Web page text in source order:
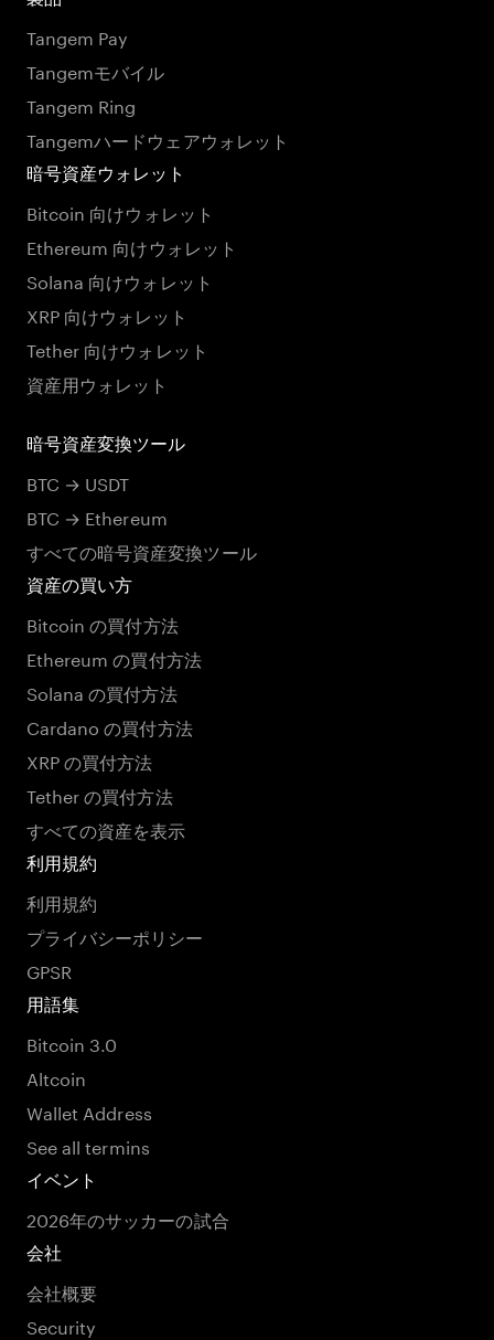
Tangem Pay
Tangemモバイル
Tangem Ring
Tangemハードウェアウォレット
暗号資産ウォレット
Bitcoin 向けウォレット
Ethereum 向けウォレット
Solana 向けウォレット
XRP 向けウォレット
Tether 向けウォレット
資産用ウォレット
暗号資産変換ツール
BTC → USDT
BTC → Ethereum
すべての暗号資産変換ツール
資産の買い方
Bitcoin の買付方法
Ethereum の買付方法
Solana の買付方法
Cardano の買付方法
XRP の買付方法
Tether の買付方法
すべての資産を表示
利用規約
利用規約
プライバシーポリシー
GPSR
用語集
Bitcoin 3.0
Altcoin
Wallet Address
See all termins
イベント
2026年のサッカーの試合
会社
会社概要
Security